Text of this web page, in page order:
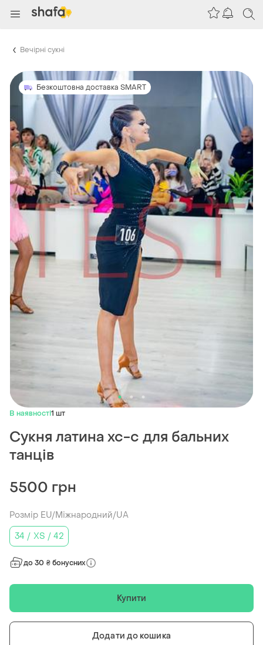
Вечірні сукні
Безкоштовна доставка SMART
В наявності1 шт
Сукня латина хс-с для бальних
танців
5500 грн
Розмір EU/Міжнародний/UA
34 / XS / 42
до 30 ₴ бонусних
Купити
Додати до кошика